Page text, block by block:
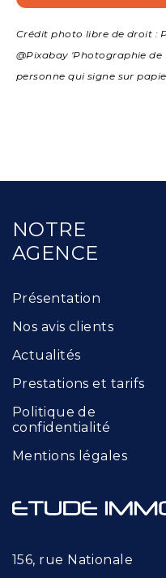
Crédit photo libre de droit :
@Pixabay 'Photographie de
personne qui signe sur
NOTRE
AGENCE
Présentation
Nos avis clients
Actualités
Prestations et tarifs
Politique de
confidentialité
Mentions légales
156, rue Nationale